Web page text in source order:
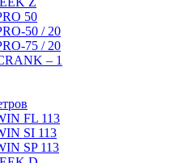
50
50 / 20
75 / 20
– 1
FL 113
SI 113
SP 113